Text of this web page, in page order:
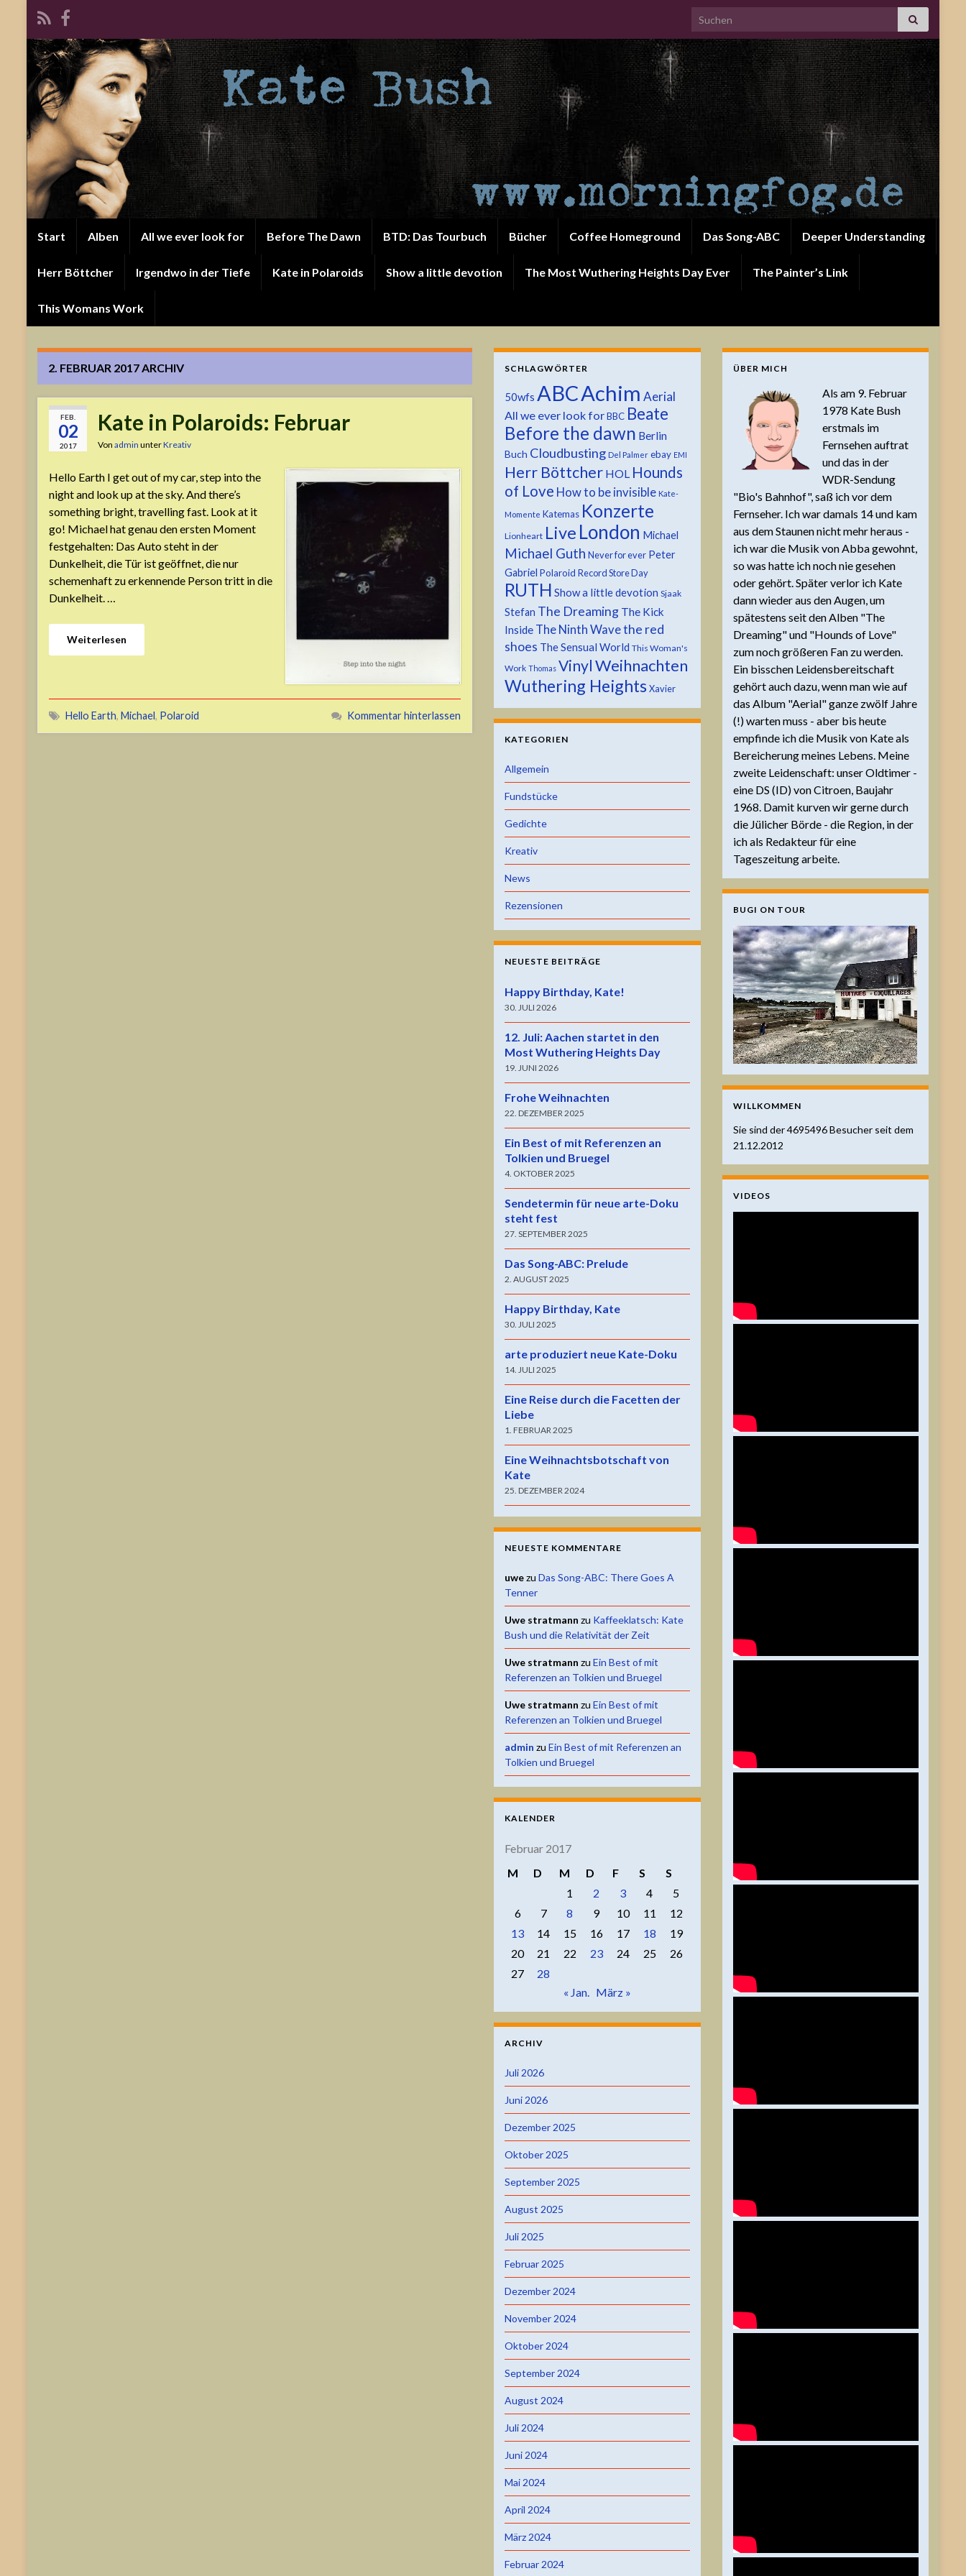
Search for:
Start Alben All we ever look for Before The Dawn BTD: Das Tourbuch Bücher Coffee Homeground Das Song-ABC Deeper Understanding
Herr Böttcher Irgendwo in der Tiefe Kate in Polaroids Show a little devotion The Most Wuthering Heights Day Ever The Painter’s Link
This Womans Work
2. FEBRUAR 2017ARCHIV
FEB.
02
2017
Kate in Polaroids: Februar
Von admin unterKreativ
Hello Earth I get out of my car, step into the
night and look up at the sky. And there’s
something bright, travelling fast. Look at it
go! Michael hat genau den ersten Moment
festgehalten: Das Auto steht in der
Dunkelheit, die Tür ist geöffnet, die nur
schemenhaft zu erkennende Person tritt in die
Dunkelheit. …
Weiterlesen
Hello Earth, Michael, Polaroid Kommentar hinterlassen
SCHLAGWÖRTER
50wfs ABCAchim Aerial
All we ever look forBBC Beate
Before the dawn Berlin
Buch Cloudbusting Del Palmer ebay EMI
Herr Böttcher HOL Hounds
of Love How to be invisible Kate-
Momente Katemas Konzerte
Lionheart Live London Michael
Michael Guth Never for ever Peter
Gabriel Polaroid Record Store Day
RUTH Show a little devotion Sjaak
Stefan The Dreaming The Kick
Inside The Ninth Wavethe red
shoes The Sensual World This Woman's
Work Thomas VinylWeihnachten
Wuthering Heights Xavier
KATEGORIEN
Allgemein
Fundstücke
Gedichte
Kreativ
News
Rezensionen
NEUESTE BEITRÄGE
Happy Birthday, Kate!
30. JULI 2026
12. Juli: Aachen startet in den
Most Wuthering Heights Day
19. JUNI 2026
Frohe Weihnachten
22. DEZEMBER 2025
Ein Best of mit Referenzen an
Tolkien und Bruegel
4. OKTOBER 2025
Sendetermin für neue arte-Doku
steht fest
27. SEPTEMBER 2025
Das Song-ABC: Prelude
2. AUGUST 2025
Happy Birthday, Kate
30. JULI 2025
arte produziert neue Kate-Doku
14. JULI 2025
Eine Reise durch die Facetten der
Liebe
1. FEBRUAR 2025
Eine Weihnachtsbotschaft von
Kate
25. DEZEMBER 2024
NEUESTE KOMMENTARE
uwezu Das Song-ABC: There Goes A
Tenner
Uwe stratmann zu Kaffeeklatsch: Kate
Bush und die Relativität der Zeit
Uwe stratmann zu Ein Best of mit
Referenzen an Tolkien und Bruegel
Uwe stratmann zu Ein Best of mit
Referenzen an Tolkien und Bruegel
admin zu Ein Best of mit Referenzen an
Tolkien und Bruegel
KALENDER
Februar 2017
M
D M D F S
S
1
2 3 4
5
6
7 8 9 10 11
12
13
14 15 16 17 18
19
20
21 22 23 24 25
26
27
28
« Jan. März »
ARCHIV
Juli 2026
Juni 2026
Dezember 2025
Oktober 2025
September 2025
August 2025
Juli 2025
Februar 2025
Dezember 2024
November 2024
Oktober 2024
September 2024
August 2024
Juli 2024
Juni 2024
Mai 2024
April 2024
März 2024
Februar 2024
ÜBER MICH
Als am 9. Februar
1978 Kate Bush
erstmals im
Fernsehen auftrat
und das in der
WDR-Sendung
"Bio's Bahnhof", saß ich vor dem
Fernseher. Ich war damals 14 und kam
aus dem Staunen nicht mehr heraus -
ich war die Musik von Abba gewohnt,
so was hatte ich noch nie gesehen
oder gehört. Später verlor ich Kate
dann wieder aus den Augen, um
spätestens seit den Alben "The
Dreaming" und "Hounds of Love"
zum noch größeren Fan zu werden.
Ein bisschen Leidensbereitschaft
gehört auch dazu, wenn man wie auf
das Album "Aerial" ganze zwölf Jahre
(!) warten muss - aber bis heute
empfinde ich die Musik von Kate als
Bereicherung meines Lebens. Meine
zweite Leidenschaft: unser Oldtimer -
eine DS (ID) von Citroen, Baujahr
1968. Damit kurven wir gerne durch
die Jülicher Börde - die Region, in der
ich als Redakteur für eine
Tageszeitung arbeite.
BUGI ON TOUR
WILLKOMMEN
Sie sind der4695496Besucher seit dem
21.12.2012
VIDEOS